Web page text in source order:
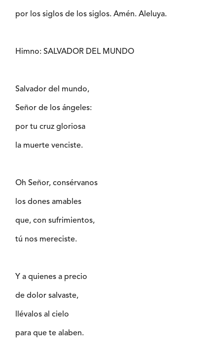
por los siglos de los siglos. Amén. Aleluya.
Himno: SALVADOR DEL MUNDO
Salvador del mundo,
Señor de los ángeles:
por tu cruz gloriosa
la muerte venciste.
Oh Señor, consérvanos
los dones amables
que, con sufrimientos,
tú nos mereciste.
Y a quienes a precio
de dolor salvaste,
llévalos al cielo
para que te alaben.